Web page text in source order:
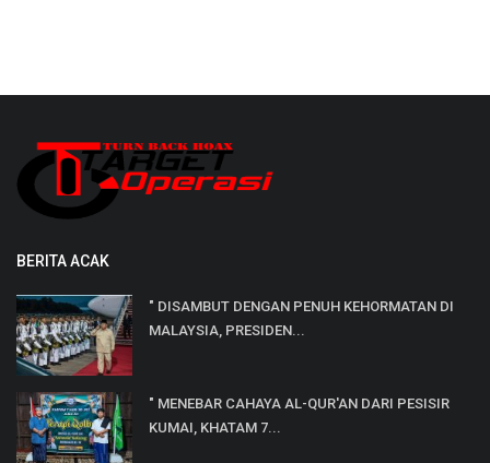
BERITA ACAK
" DISAMBUT DENGAN PENUH KEHORMATAN DI
MALAYSIA, PRESIDEN...
" MENEBAR CAHAYA AL-QUR'AN DARI PESISIR
KUMAI, KHATAM 7...